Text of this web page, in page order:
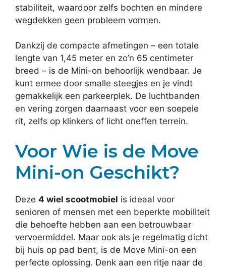
stabiliteit, waardoor zelfs bochten en mindere
wegdekken geen probleem vormen.
Dankzij de compacte afmetingen – een totale
lengte van 1,45 meter en zo’n 65 centimeter
breed – is de Mini-on behoorlijk wendbaar. Je
kunt ermee door smalle steegjes en je vindt
gemakkelijk een parkeerplek. De luchtbanden
en vering zorgen daarnaast voor een soepele
rit, zelfs op klinkers of licht oneffen terrein.
Voor Wie is de Move
Mini-on Geschikt?
Deze 4 wiel scootmobiel is ideaal voor
senioren of mensen met een beperkte mobiliteit
die behoefte hebben aan een betrouwbaar
vervoermiddel. Maar ook als je regelmatig dicht
bij huis op pad bent, is de Move Mini-on een
perfecte oplossing. Denk aan een ritje naar de